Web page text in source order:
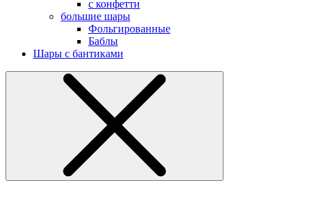
с конфетти
большие шары
Фольгированные
Баблы
Шары с бантиками